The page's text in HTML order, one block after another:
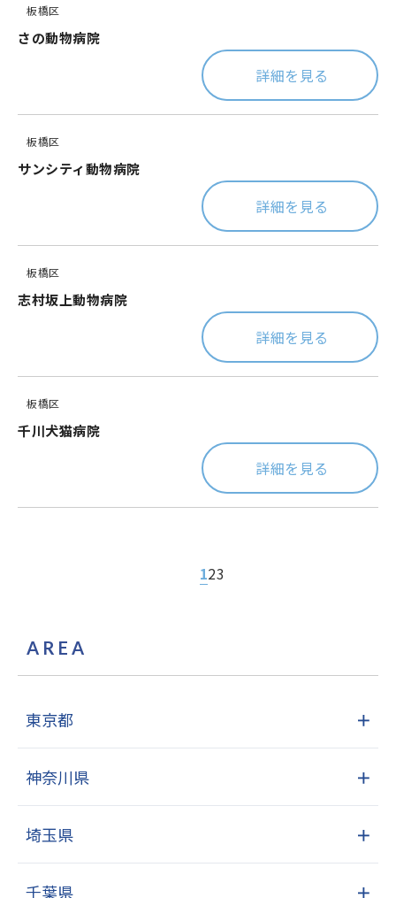
板橋区
さの動物病院
詳細を見る
板橋区
サンシティ動物病院
詳細を見る
板橋区
志村坂上動物病院
詳細を見る
板橋区
千川犬猫病院
詳細を見る
123
AREA
東京都 ＋
神奈川県 ＋
埼玉県 ＋
千葉県 ＋